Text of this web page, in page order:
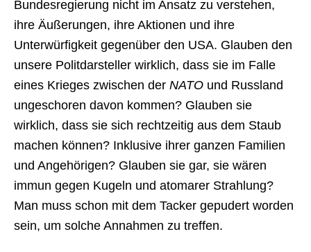
Bundesregierung nicht im Ansatz zu verstehen,
ihre Äußerungen, ihre Aktionen und ihre
Unterwürfigkeit gegenüber den USA. Glauben den
unsere Politdarsteller wirklich, dass sie im Falle
eines Krieges zwischen der NATO und Russland
ungeschoren davon kommen? Glauben sie
wirklich, dass sie sich rechtzeitig aus dem Staub
machen können? Inklusive ihrer ganzen Familien
und Angehörigen? Glauben sie gar, sie wären
immun gegen Kugeln und atomarer Strahlung?
Man muss schon mit dem Tacker gepudert worden
sein, um solche Annahmen zu treffen.